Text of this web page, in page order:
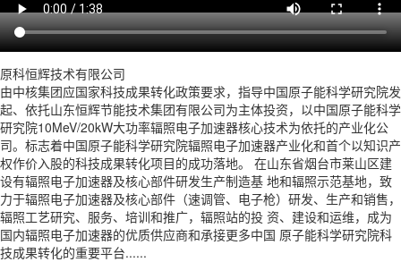
原科恒辉技术有限公司
由中核集团应国家科技成果转化政策要求，指导中国原子能科学研究院发
起、依托山东恒辉节能技术集团有限公司为主体投资，以中国原子能科学
研究院10MeV/20kW大功率辐照电子加速器核心技术为依托的产业化公
司。标志着中国原子能科学研究院辐照电子加速器产业化和首个以知识产
权作价入股的科技成果转化项目的成功落地。 在山东省烟台市莱山区建
设有辐照电子加速器及核心部件研发生产制造基 地和辐照示范基地，致
力于辐照电子加速器及核心部件（速调管、电子枪）研发、生产和销售，
辐照工艺研究、服务、培训和推广，辐照站的投 资、建设和运维，成为
国内辐照电子加速器的优质供应商和承接更多中国 原子能科学研究院科
技成果转化的重要平台......